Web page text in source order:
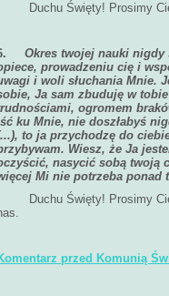
Duchu Święty! Prosimy Cię
Okres twojej nauki nigdy
prowadzeniu cię i
i woli słuchania Mnie.
Ja sam zbuduję w
ogromem
ku Mnie, nie doszłabyś
to ja przychodzę do
Wiesz, że Ja
nasycić sobą twoją
Mi nie potrzeba ponad
Duchu Święty! Prosimy Cię
przed Komunią